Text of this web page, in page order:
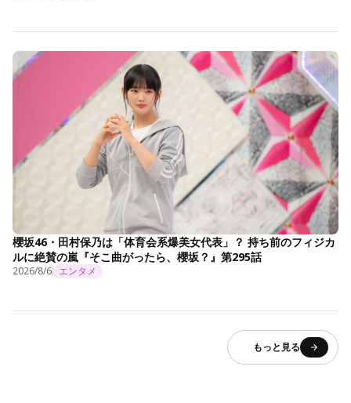
櫻坂46・田村保乃は「体育会系爆美女代表」？ 持ち前のフィジカ
ルに絶賛の嵐『そこ曲がったら、櫻坂？』第295話
2026/8/6 エンタメ
もっと見る